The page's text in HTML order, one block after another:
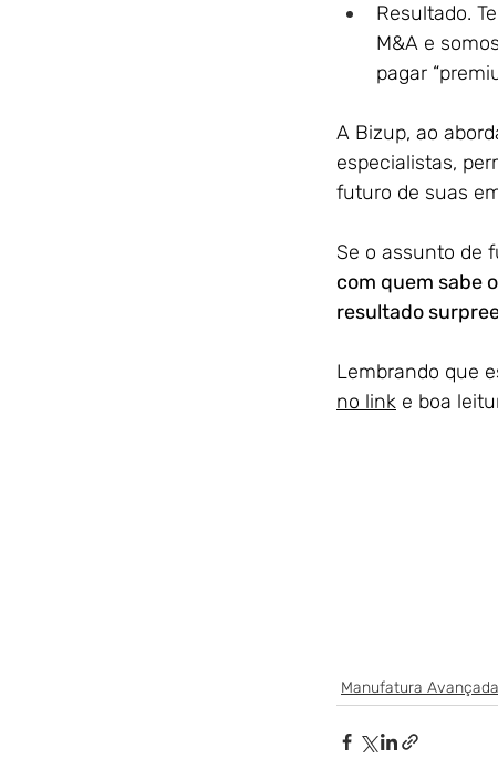
Resultado.
M&A e
pagar
A Bizup, ao
especialistas,
futuro de suas
Se o assunto de
com quem sabe
resultado
Lembrando que
no link e boa
Manufatura Avançada